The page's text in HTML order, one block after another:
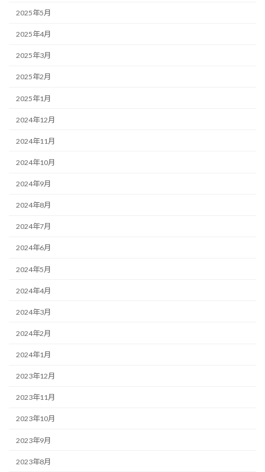
2025年5月
2025年4月
2025年3月
2025年2月
2025年1月
2024年12月
2024年11月
2024年10月
2024年9月
2024年8月
2024年7月
2024年6月
2024年5月
2024年4月
2024年3月
2024年2月
2024年1月
2023年12月
2023年11月
2023年10月
2023年9月
2023年8月